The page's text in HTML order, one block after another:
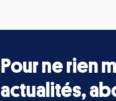
Pour ne rien
actualités,